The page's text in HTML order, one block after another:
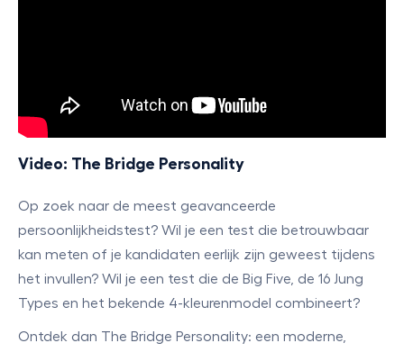
Video: The Bridge Personality
Op zoek naar de meest geavanceerde
persoonlijkheidstest? Wil je een test die betrouwbaar
kan meten of je kandidaten eerlijk zijn geweest tijdens
het invullen? Wil je een test die de Big Five, de 16 Jung
Types en het bekende 4-kleurenmodel combineert?
Ontdek dan The Bridge Personality: een moderne,